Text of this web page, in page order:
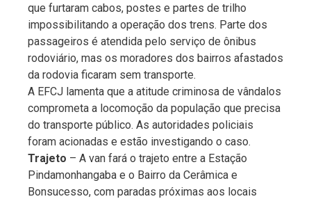
que furtaram cabos, postes e partes de trilho
impossibilitando a operação dos trens. Parte dos
passageiros é atendida pelo serviço de ônibus
rodoviário, mas os moradores dos bairros afastados
da rodovia ficaram sem transporte.
A EFCJ lamenta que a atitude criminosa de vândalos
comprometa a locomoção da população que precisa
do transporte público. As autoridades policiais
foram acionadas e estão investigando o caso.
Trajeto – A van fará o trajeto entre a Estação
Pindamonhangaba e o Bairro da Cerâmica e
Bonsucesso, com paradas próximas aos locais